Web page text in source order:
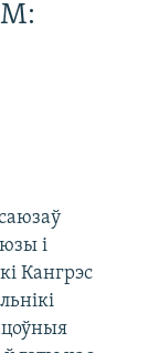
і
Кангрэс